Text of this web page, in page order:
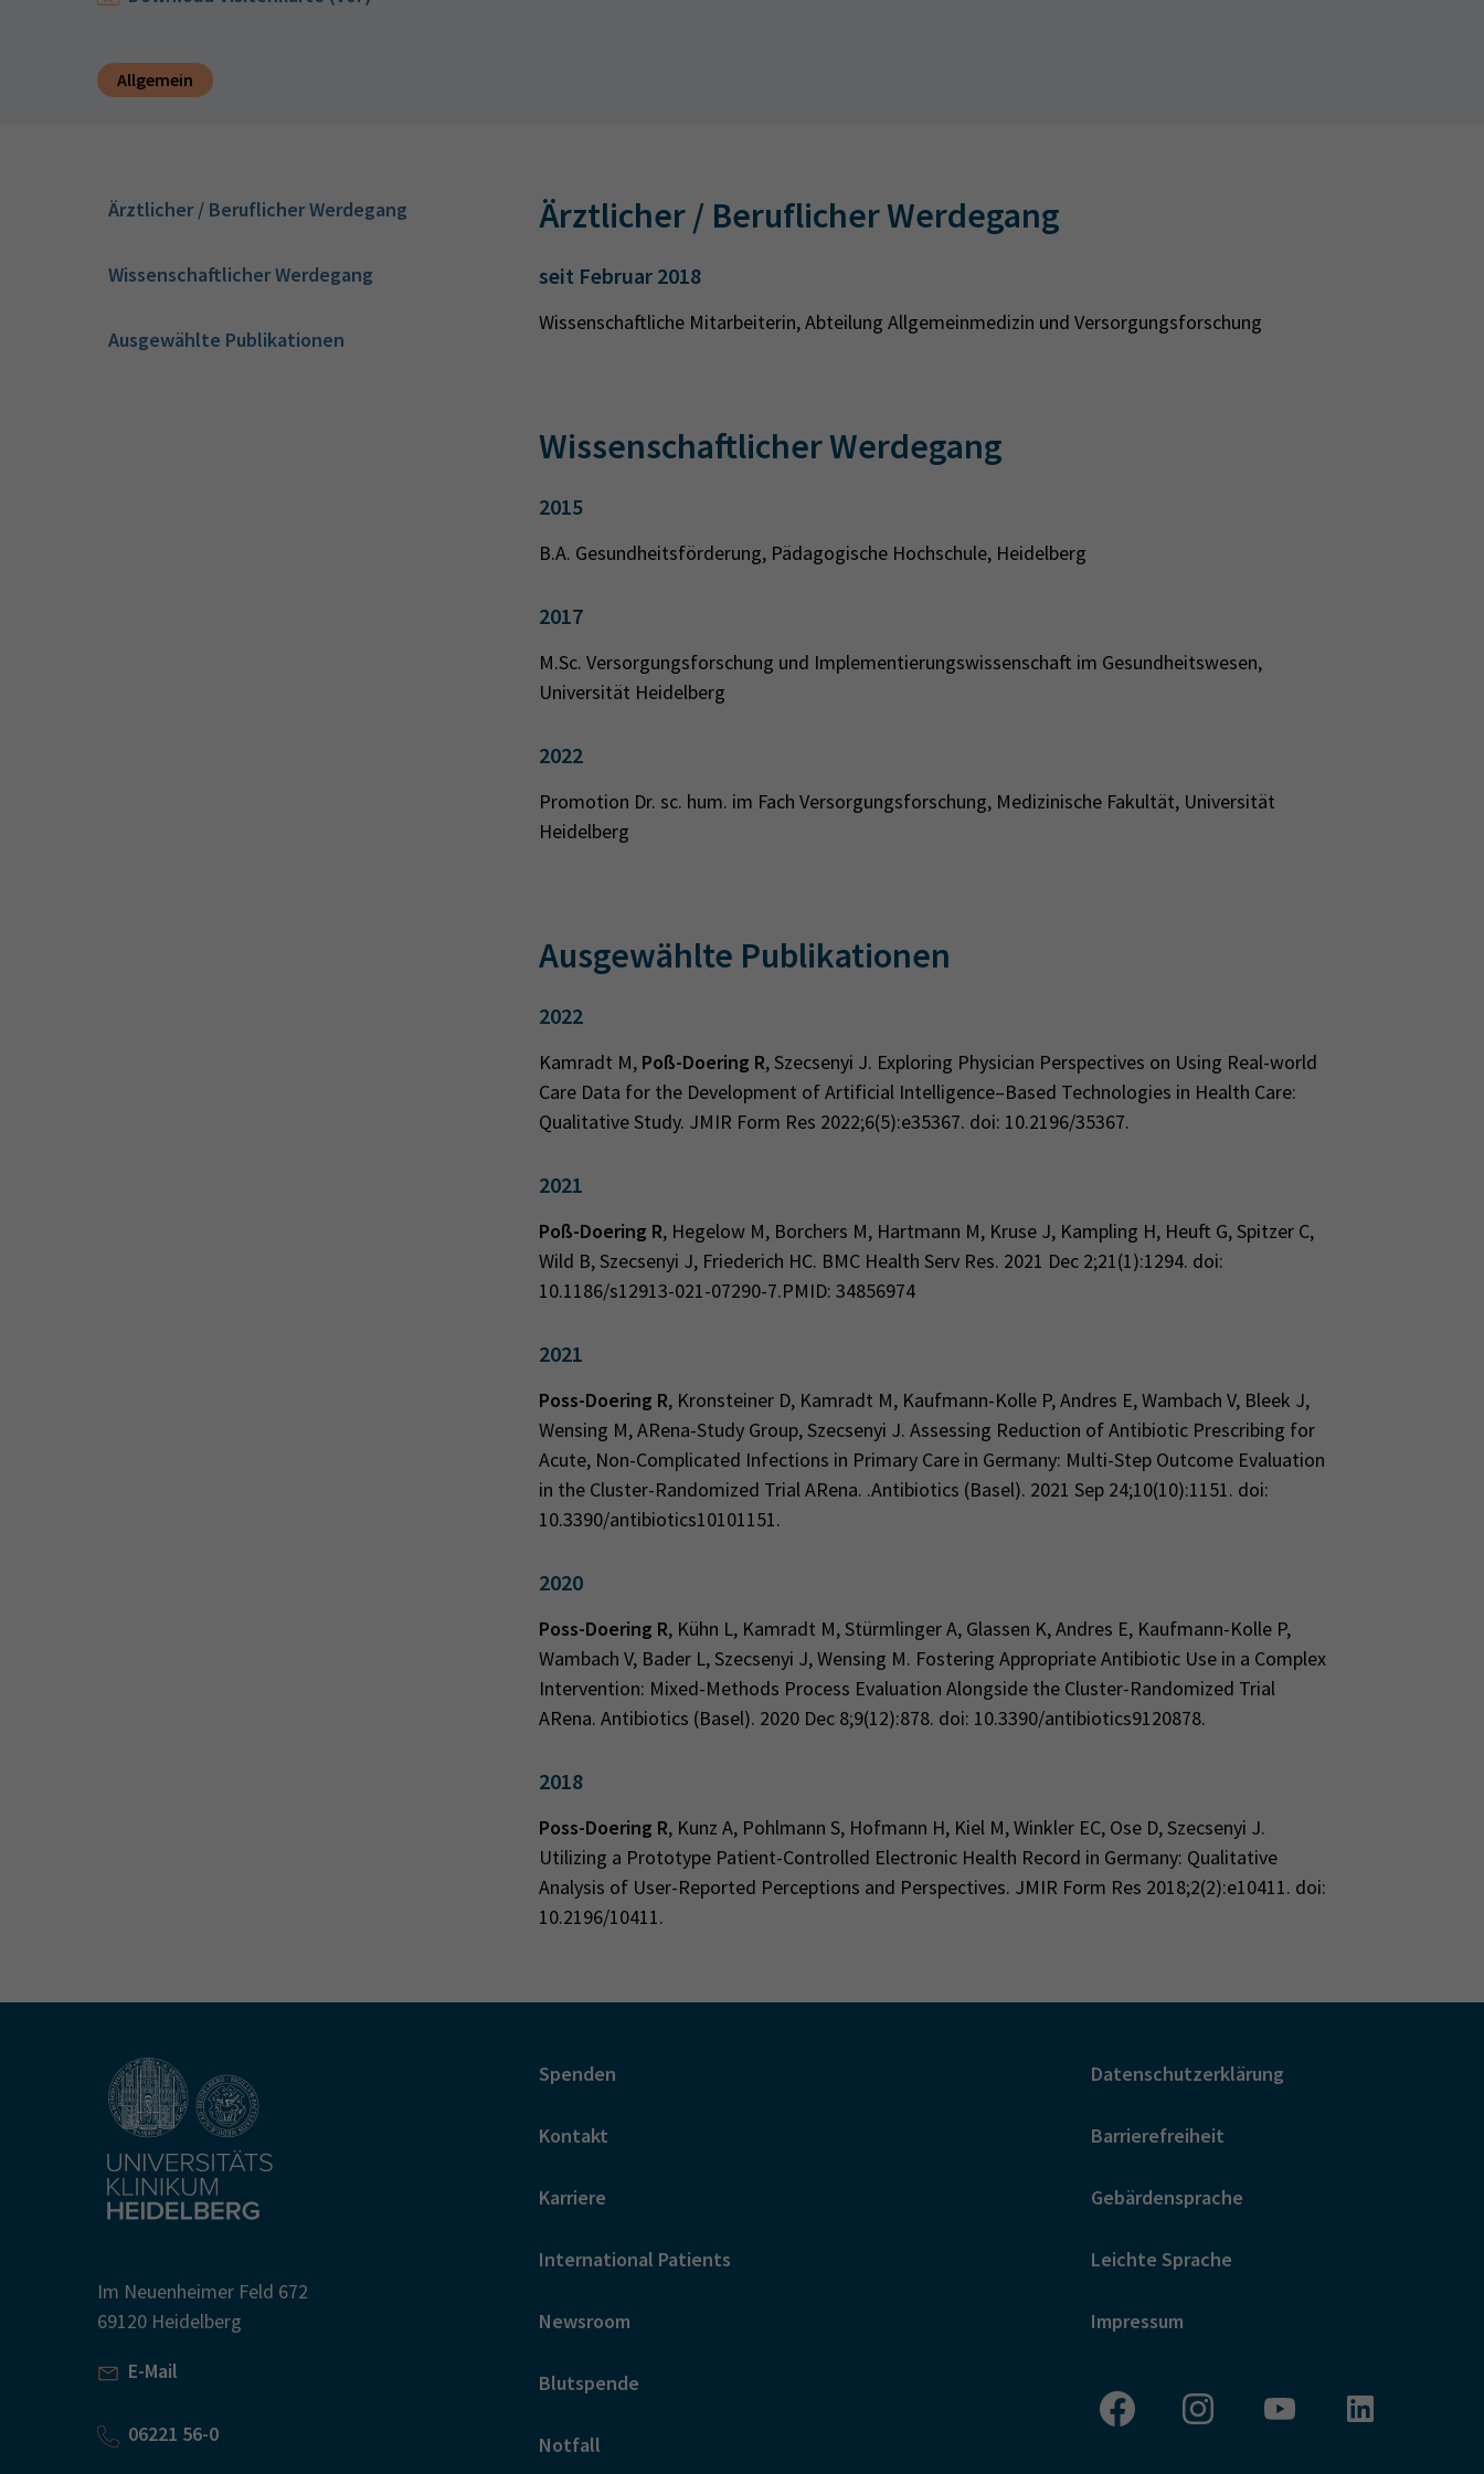
Allgemein
Ärztlicher / Beruflicher Werdegang
Wissenschaftlicher Werdegang
Ausgewählte Publikationen
Ärztlicher / Beruflicher Werdegang
seit Februar 2018
Wissenschaftliche Mitarbeiterin, Abteilung Allgemeinmedizin und Versorgungsforschung
Wissenschaftlicher Werdegang
2015
B.A. Gesundheitsförderung, Pädagogische Hochschule, Heidelberg
2017
M.Sc. Versorgungsforschung und Implementierungswissenschaft im Gesundheitswesen,
Universität Heidelberg
2022
Promotion Dr. sc. hum. im Fach Versorgungsforschung, Medizinische Fakultät, Universität
Heidelberg
Ausgewählte Publikationen
2022
Kamradt M, Poß-Doering R, Szecsenyi J. Exploring Physician Perspectives on Using Real-world
Care Data for the Development of Artificial Intelligence–Based Technologies in Health Care:
Qualitative Study. JMIR Form Res 2022;6(5):e35367. doi: 10.2196/35367.
2021
Poß-Doering R, Hegelow M, Borchers M, Hartmann M, Kruse J, Kampling H, Heuft G, Spitzer C,
Wild B, Szecsenyi J, Friederich HC. BMC Health Serv Res. 2021 Dec 2;21(1):1294. doi:
10.1186/s12913-021-07290-7.PMID: 34856974
2021
Poss-Doering R, Kronsteiner D, Kamradt M, Kaufmann-Kolle P, Andres E, Wambach V, Bleek J,
Wensing M, ARena-Study Group, Szecsenyi J. Assessing Reduction of Antibiotic Prescribing for
Acute, Non-Complicated Infections in Primary Care in Germany: Multi-Step Outcome Evaluation
in the Cluster-Randomized Trial ARena. .Antibiotics (Basel). 2021 Sep 24;10(10):1151. doi:
10.3390/antibiotics10101151.
2020
Poss-Doering R, Kühn L, Kamradt M, Stürmlinger A, Glassen K, Andres E, Kaufmann-Kolle P,
Wambach V, Bader L, Szecsenyi J, Wensing M. Fostering Appropriate Antibiotic Use in a Complex
Intervention: Mixed-Methods Process Evaluation Alongside the Cluster-Randomized Trial
ARena. Antibiotics (Basel). 2020 Dec 8;9(12):878. doi: 10.3390/antibiotics9120878.
2018
Poss-Doering R, Kunz A, Pohlmann S, Hofmann H, Kiel M, Winkler EC, Ose D, Szecsenyi J.
Utilizing a Prototype Patient-Controlled Electronic Health Record in Germany: Qualitative
Analysis of User-Reported Perceptions and Perspectives. JMIR Form Res 2018;2(2):e10411. doi:
10.2196/10411.
Im Neuenheimer Feld 672
69120 Heidelberg
E-Mail
06221 56-0
Spenden
Kontakt
Karriere
International Patients
Newsroom
Blutspende
Notfall
Datenschutzerklärung
Barrierefreiheit
Gebärdensprache
Leichte Sprache
Impressum